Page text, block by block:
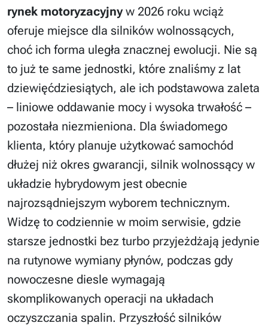
rynek motoryzacyjny w 2026 roku wciąż
oferuje miejsce dla silników wolnossących,
choć ich forma uległa znacznej ewolucji. Nie są
to już te same jednostki, które znaliśmy z lat
dziewięćdziesiątych, ale ich podstawowa zaleta
– liniowe oddawanie mocy i wysoka trwałość –
pozostała niezmieniona. Dla świadomego
klienta, który planuje użytkować samochód
dłużej niż okres gwarancji, silnik wolnossący w
układzie hybrydowym jest obecnie
najrozsądniejszym wyborem technicznym.
Widzę to codziennie w moim serwisie, gdzie
starsze jednostki bez turbo przyjeżdżają jedynie
na rutynowe wymiany płynów, podczas gdy
nowoczesne diesle wymagają
skomplikowanych operacji na układach
oczyszczania spalin. Przyszłość silników